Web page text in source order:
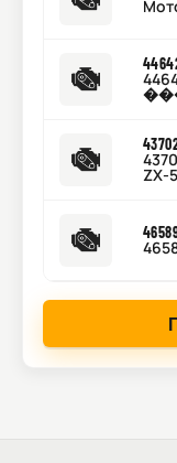
ZX-